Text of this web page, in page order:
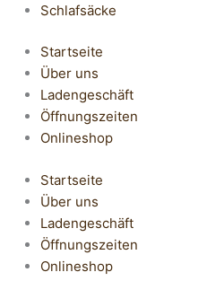
Schlafsäcke
Startseite
Über uns
Ladengeschäft
Öffnungszeiten
Onlineshop
Startseite
Über uns
Ladengeschäft
Öffnungszeiten
Onlineshop